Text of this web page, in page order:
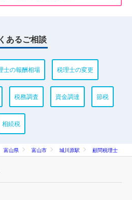
あるご相談
士の報酬相場 税理士の変更
税務調査 資金調達 節税
相続税
富山県 富山市 城川原駅 顧問税理士